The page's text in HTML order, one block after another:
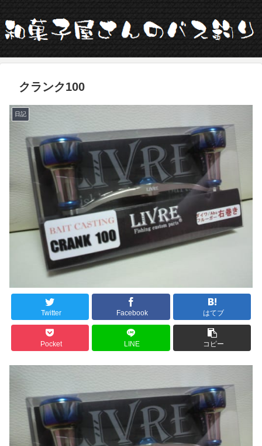
クランク100
日記
Twitter Facebook はてブ
Pocket LINE コピー